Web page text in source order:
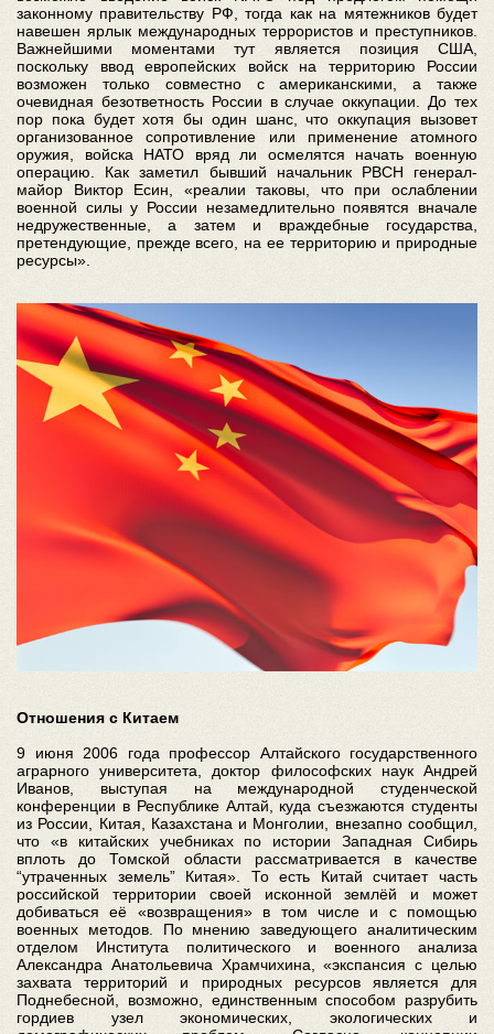
законному правительству РФ, тогда как на мятежников будет
навешен ярлык международных террористов и преступников.
Важнейшими моментами тут является позиция США,
поскольку ввод европейских войск на территорию России
возможен только совместно с американскими, а также
очевидная безответность России в случае оккупации. До тех
пор пока будет хотя бы один шанс, что оккупация вызовет
организованное сопротивление или применение атомного
оружия, войска НАТО вряд ли осмелятся начать военную
операцию. Как заметил бывший начальник РВСН генерал-
майор Виктор Есин, «реалии таковы, что при ослаблении
военной силы у России незамедлительно появятся вначале
недружественные, а затем и враждебные государства,
претендующие, прежде всего, на ее территорию и природные
ресурсы».
Отношения с Китаем
9 июня 2006 года профессор Алтайского государственного
аграрного университета, доктор философских наук Андрей
Иванов, выступая на международной студенческой
конференции в Республике Алтай, куда съезжаются студенты
из России, Китая, Казахстана и Монголии, внезапно сообщил,
что «в китайских учебниках по истории Западная Сибирь
вплоть до Томской области рассматривается в качестве
“утраченных земель” Китая». То есть Китай считает часть
российской территории своей исконной землёй и может
добиваться её «возвращения» в том числе и с помощью
военных методов. По мнению заведующего аналитическим
отделом Института политического и военного анализа
Александра Анатольевича Храмчихина, «экспансия с целью
захвата территорий и природных ресурсов является для
Поднебесной, возможно, единственным способом разрубить
гордиев узел экономических, экологических и